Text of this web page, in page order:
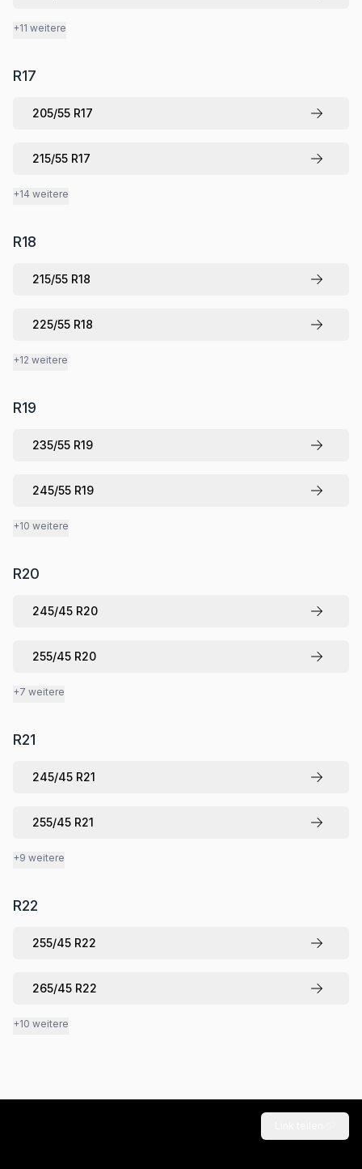
+11 weitere
R17
205/55 R17
215/55 R17
+14 weitere
R18
215/55 R18
225/55 R18
+12 weitere
R19
235/55 R19
245/55 R19
+10 weitere
R20
245/45 R20
255/45 R20
+7 weitere
R21
245/45 R21
255/45 R21
+9 weitere
R22
255/45 R22
265/45 R22
+10 weitere